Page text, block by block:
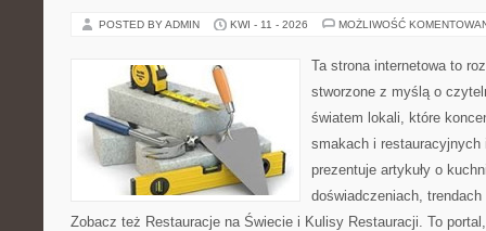
POSTED BY ADMIN KWI - 11 - 2026 MOŻLIWOŚĆ
Ta strona internetowa to
stworzone z myślą o
światem lokali, które
smakach i restauracyjnych
prezentuje artykuły o
doświadczeniach,
Zobacz też Restauracje na Świecie i Kulisy Restauracji. To